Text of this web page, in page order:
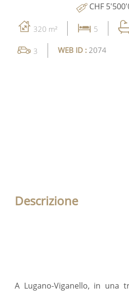
CHF
320 m² 5
3 WEB ID : 2074
Descrizione
A Lugano-Viganello, in una